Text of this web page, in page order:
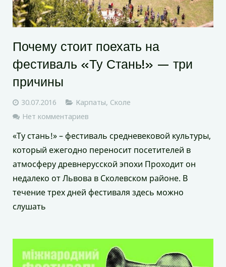
Почему стоит поехать на
фестиваль «Ту Стань!» — три
причины
30.07.2016 Карпаты, Сколе
Нет комментариев
«Ту стань!» – фестиваль средневековой культуры,
который ежегодно переносит посетителей в
атмосферу древнерусской эпохи Проходит он
недалеко от Львова в Сколевском районе. В
течение трех дней фестиваля здесь можно
слушать